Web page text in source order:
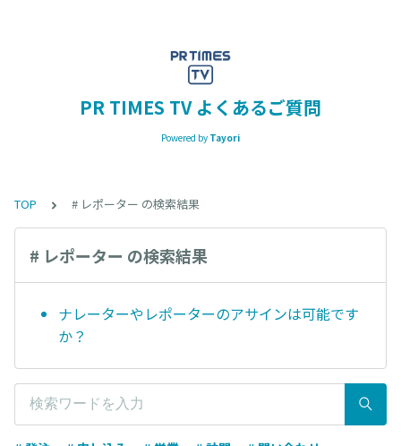
PR TIMES TV よくあるご質問
Powered by Tayori
TOP # レポーター の検索結果
# レポーター の検索結果
ナレーターやレポーターのアサインは可能です
か？